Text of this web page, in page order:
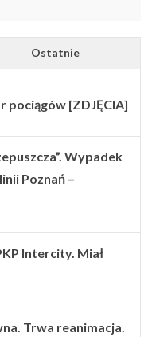
Ostatnie
pociągów [ZDJĘCIA]
Wypadek
Poznań –
Intercity. Miał
Trwa reanimacja.